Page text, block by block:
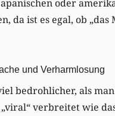
oder
da ist es egal, ob
und Verharmlosung
bedrohlicher, als
verbreitet wie